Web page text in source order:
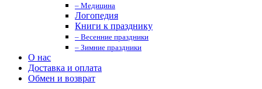
– Медицина
Логопедия
Книги к празднику
– Весенние праздники
– Зимние праздники
О нас
Доставка и оплата
Обмен и возврат